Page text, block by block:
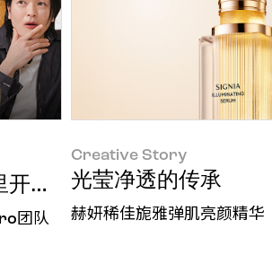
开始！
团队
Creative Story
光莹净透的传承
赫妍稀佳旎雅弹肌亮颜精华